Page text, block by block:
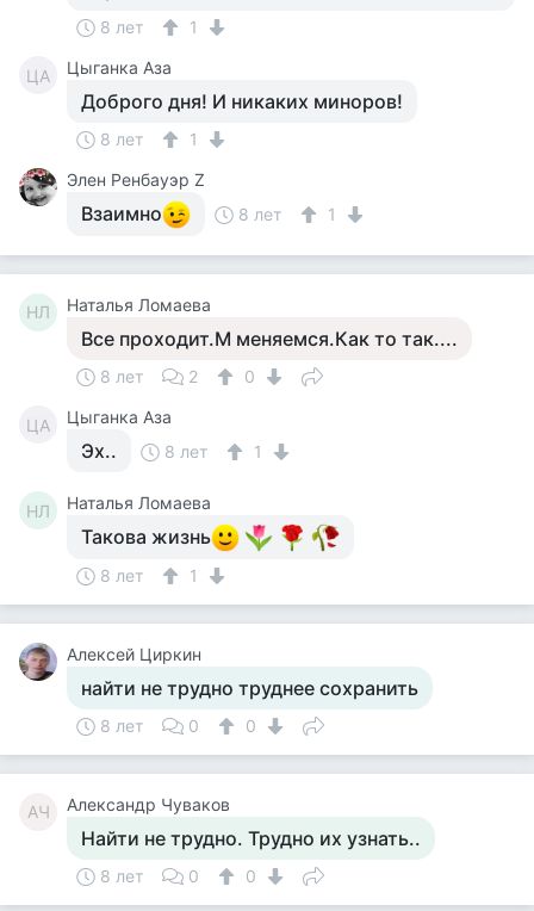
8 лет 1
ЦА Цыганка Аза
Доброго дня! И никаких миноров!
8 лет
1
Элен Ренбауэр Z
Взаимно 8 лет 1
НЛ Наталья Ломаева
Все проходит.М меняемся.Как то так....
8 лет 2 0
ЦА Цыганка Аза
Эх.. 8 лет 1
НЛ Наталья Ломаева
Такова жизнь
8 лет 1
Алексей Циркин
найти не трудно труднее сохранить
8 лет 0 0
АЧ Александр Чуваков
Найти не трудно. Трудно их узнать..
8 лет 0 0